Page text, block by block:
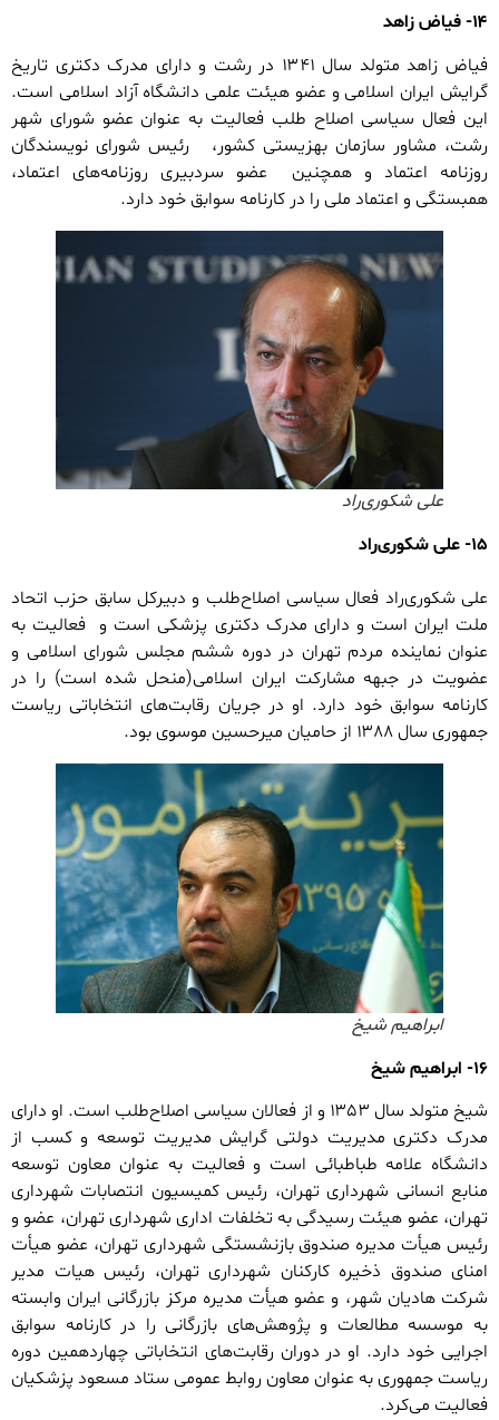
۱۴- فیاض زاهد
فیاض زاهد متولد سال ۱۳۴۱ در رشت و دارای مدرک دکتری تاریخ
گرایش ایران اسلامی و عضو هیئت علمی دانشگاه آزاد اسلامی است.
این فعال سیاسی اصلاح طلب فعالیت به عنوان عضو شورای شهر
رشت، مشاور سازمان بهزیستی کشور، رئیس شورای نویسندگان
روزنامه اعتماد و همچنین عضو سردبیری روزنامه‌های اعتماد،
همبستگی و اعتماد ملی را در کارنامه سوابق خود دارد.
علی شکوری‌راد
۱۵- علی شکوری‌راد
علی شکوری‌راد فعال سیاسی اصلاح‌طلب و دبیرکل سابق حزب اتحاد
ملت ایران است و دارای مدرک دکتری پزشکی است و فعالیت به
عنوان نماینده مردم تهران در دوره ششم مجلس شورای اسلامی و
عضویت در جبهه مشارکت ایران اسلامی(منحل شده است) را در
کارنامه سوابق خود دارد. او در جریان رقابت‌های انتخاباتی ریاست
جمهوری سال ۱۳۸۸ از حامیان میرحسین موسوی بود.
ابراهیم شیخ
۱۶- ابراهیم شیخ
شیخ متولد سال ۱۳۵۳ و از فعالان سیاسی اصلاح‌طلب است. او دارای
مدرک دکتری مدیریت دولتی گرایش مدیریت توسعه و کسب از
دانشگاه علامه طباطبائی است و فعالیت به عنوان معاون توسعه
منابع انسانی شهرداری تهران، رئیس کمیسیون انتصابات شهرداری
تهران، عضو هیئت رسیدگی به تخلفات اداری شهرداری تهران، عضو و
رئیس هیأت مدیره صندوق بازنشستگی شهرداری تهران، عضو هیأت
امنای صندوق ذخیره کارکنان شهرداری تهران، رئیس هیات مدیر
شرکت هادیان شهر، و عضو هیأت مدیره مرکز بازرگانی ایران وابسته
به موسسه مطالعات و پژوهش‌های بازرگانی را در کارنامه سوابق
اجرایی خود دارد. او در دوران رقابت‌های انتخاباتی چهاردهمین دوره
ریاست جمهوری به عنوان معاون روابط عمومی ستاد مسعود پزشکیان
فعالیت می‌کرد.